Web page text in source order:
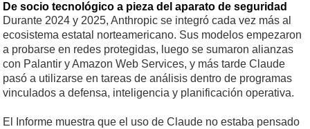
De socio tecnológico a pieza del aparato de seguridad
Durante 2024 y 2025, Anthropic se integró cada vez más al
ecosistema estatal norteamericano. Sus modelos empezaron
a probarse en redes protegidas, luego se sumaron alianzas
con Palantir y Amazon Web Services, y más tarde Claude
pasó a utilizarse en tareas de análisis dentro de programas
vinculados a defensa, inteligencia y planificación operativa.
El Informe muestra que el uso de Claude no estaba pensado